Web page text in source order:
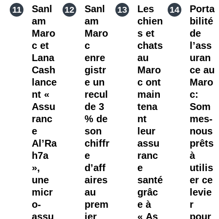
Sanl
am
Maro
c et
Lana
Cash
lance
nt «
Assu
ranc
e
Al’Ra
h7a
»,
une
micr
o-
assu
Sanl
am
Maro
c
enre
gistr
e un
recul
de 3
% de
son
chiffr
e
d’aff
aires
au
prem
ier
Les
chien
s et
chats
au
Maro
c ont
main
tena
nt
leur
assu
ranc
e
santé
grâc
e à
« As
Porta
bilité
de
l’ass
uran
ce au
Maro
c:
Som
mes-
nous
prêts
à
utilis
er ce
levie
r
pour